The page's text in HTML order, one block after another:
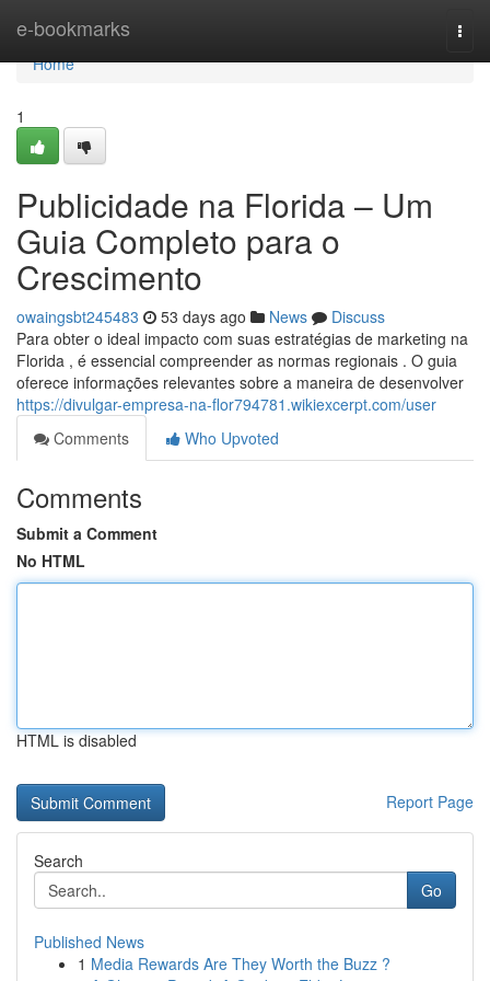
e-bookmarks
Home
Home
1
Publicidade na Florida – Um
Guia Completo para o
Crescimento
owaingsbt245483 53 days ago News
Discuss
Para obter o ideal impacto com suas estratégias de marketing na
Florida , é essencial compreender as normas regionais . O guia
oferece informações relevantes sobre a maneira de desenvolver
https://divulgar-empresa-na-flor794781.wikiexcerpt.com/user
Comments
Who Upvoted
Comments
Submit a Comment
No HTML
HTML is disabled
Report Page
Search
Go
Published News
1 Media Rewards Are They Worth the Buzz ?